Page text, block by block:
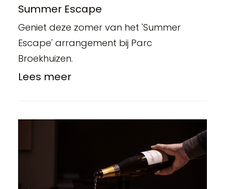
Summer Escape
Geniet deze zomer van het 'Summer
Escape' arrangement bij Parc
Broekhuizen.
Lees meer